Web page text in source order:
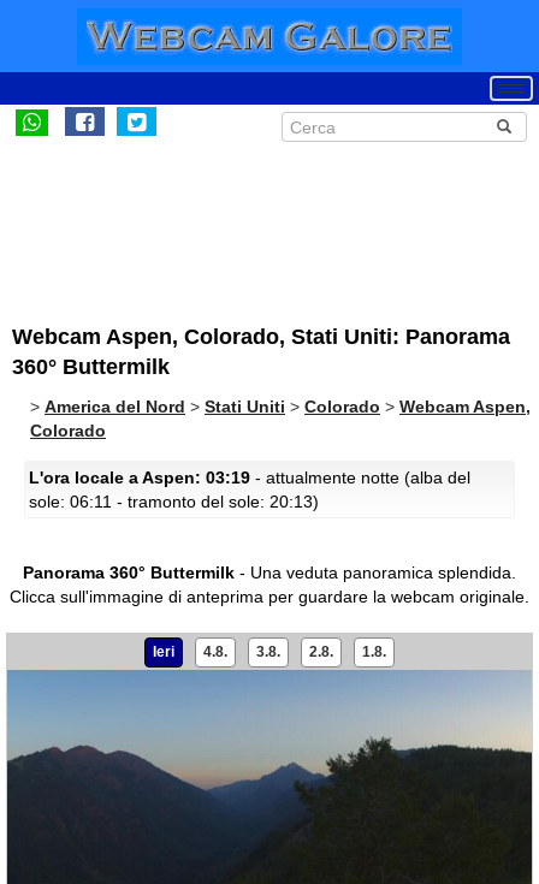
Webcam Aspen, Colorado, Stati Uniti: Panorama
360° Buttermilk
> America del Nord > Stati Uniti > Colorado > Webcam Aspen,
Colorado
L'ora locale a Aspen: 03:19 - attualmente notte (alba del
sole: 06:11 - tramonto del sole: 20:13)
Panorama 360° Buttermilk - Una veduta panoramica splendida.
Clicca sull'immagine di anteprima per guardare la webcam originale.
Ieri 4.8. 3.8. 2.8. 1.8.